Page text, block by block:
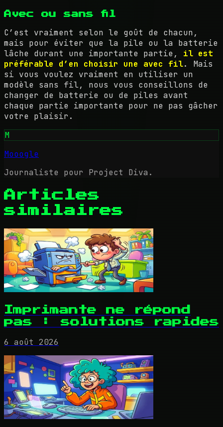
Avec ou sans fil
C’est vraiment selon le goût de chacun,
mais pour éviter que la pile ou la batterie
lâche durant une importante partie, il est
préférable d’en choisir une avec fil. Mais
si vous voulez vraiment en utiliser un
modèle sans fil, nous vous conseillons de
changer de batterie ou de piles avant
chaque partie importante pour ne pas gâcher
votre plaisir.
M
Mooogle
Journaliste pour Project Diva.
Articles
similaires
Imprimante ne répond
pas : solutions rapides
6 août 2026